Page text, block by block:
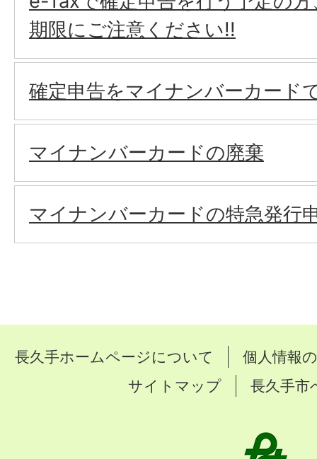
期限にご注意ください!!
確定申告をマイナンバーカード
マイナンバーカードの廃棄
マイナンバーカードの特急発行
長久手ホームページについて
個人情報
サイトマップ
長久手市